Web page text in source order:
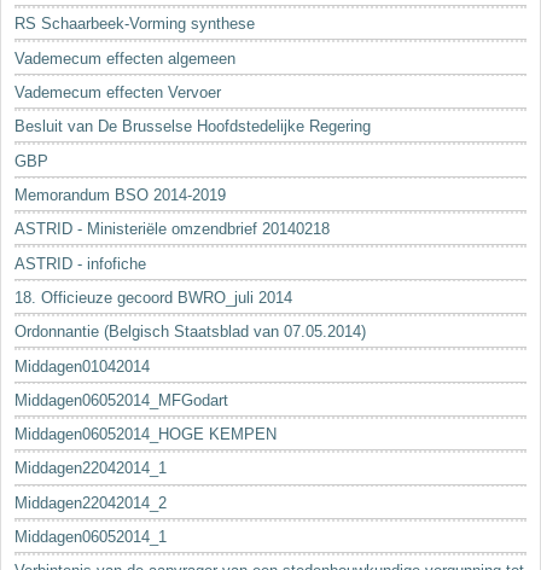
RS Schaarbeek-Vorming synthese
Vademecum effecten algemeen
Vademecum effecten Vervoer
Besluit van De Brusselse Hoofdstedelijke Regering
GBP
Memorandum BSO 2014-2019
ASTRID - Ministeriële omzendbrief 20140218
ASTRID - infofiche
18. Officieuze gecoord BWRO_juli 2014
Ordonnantie (Belgisch Staatsblad van 07.05.2014)
Middagen01042014
Middagen06052014_MFGodart
Middagen06052014_HOGE KEMPEN
Middagen22042014_1
Middagen22042014_2
Middagen06052014_1